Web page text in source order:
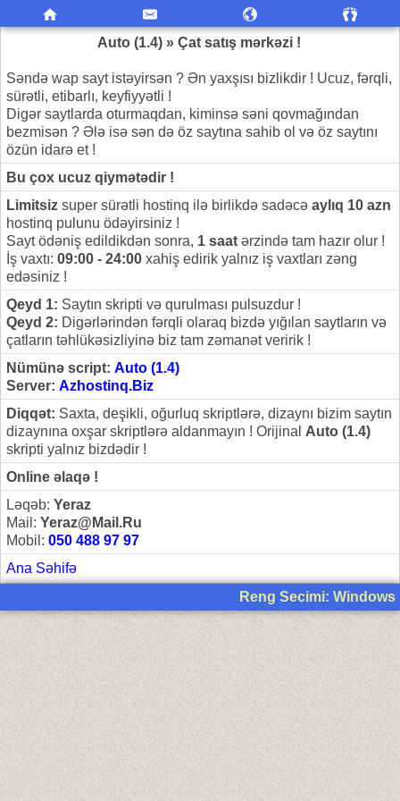
Auto (1.4) » Çat satış mərkəzi !
Səndə wap sayt istəyirsən ? Ən yaxşısı bizlikdir ! Ucuz, fərqli,
sürətli, etibarlı, keyfiyyətli !
Digər saytlarda oturmaqdan, kiminsə səni qovmağından
bezmisən ? Ələ isə sən də öz saytına sahib ol və öz saytını
özün idarə et !
Bu çox ucuz qiymətədir !
Limitsiz super sürətli hostinq ilə birlikdə sadəcə aylıq 10 azn
hostinq pulunu ödəyirsiniz !
Sayt ödəniş edildikdən sonra, 1 saat ərzində tam hazır olur !
İş vaxtı: 09:00 - 24:00 xahiş edirik yalnız iş vaxtları zəng
edəsiniz !
Qeyd 1: Saytın skripti və qurulması pulsuzdur !
Qeyd 2: Digərlərindən fərqli olaraq bizdə yığılan saytların və
çatların təhlükəsizliyinə biz tam zəmanət veririk !
Nümünə script: Auto (1.4)
Server: Azhostinq.Biz
Diqqət: Saxta, deşikli, oğurluq skriptlərə, dizaynı bizim saytın
dizaynına oxşar skriptlərə aldanmayın ! Orijinal Auto (1.4)
skripti yalnız bizdədir !
Online əlaqə !
Ləqəb: Yeraz
Mail: Yeraz@Mail.Ru
Mobil: 050 488 97 97
Ana Səhifə
Reng Secimi: Windows